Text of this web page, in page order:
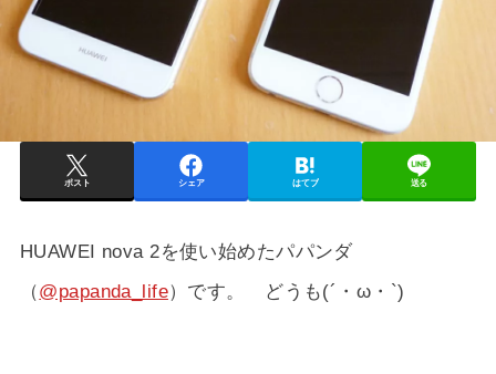
ポスト シェア はてブ 送る
HUAWEI nova 2を使い始めたパパンダ
（@papanda_life）です。 どうも(´・ω・`)